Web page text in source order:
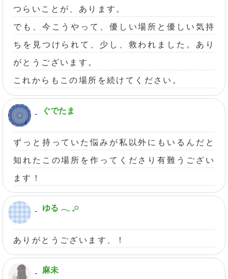
つらいことが、あります。
でも、今こうやって、優しい場所と優しい気持
ちを見つけられて、少し、救われました。あり
がとうございます。
これからもこの場所を続けてください。
ぐでたま
ずっと持っていた悩みが私以外にもいるんだと
知れたこの場所を作ってくださり有難うござい
ます！
ゆる 𓂃 𓈒𓏸
ありがとうございます、！
麻未